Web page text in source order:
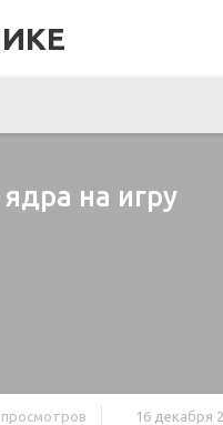
на игру
просмотров 16 декабря